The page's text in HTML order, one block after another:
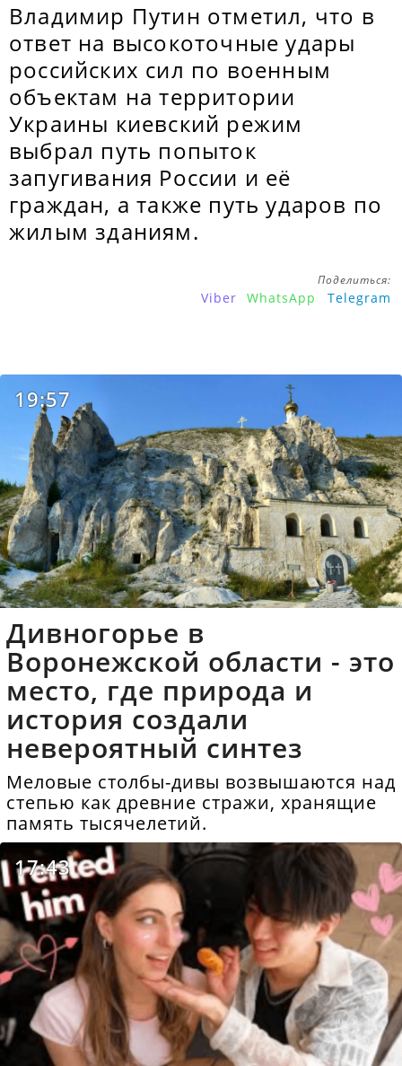
Владимир Путин отметил, что в
ответ на высокоточные удары
российских сил по военным
объектам на территории
Украины киевский режим
выбрал путь попыток
запугивания России и её
граждан, а также путь ударов по
жилым зданиям.
Поделиться:
Viber WhatsApp Telegram
19:57
Дивногорье в
Воронежской области - это
место, где природа и
история создали
невероятный синтез
Меловые столбы-дивы возвышаются над
степью как древние стражи, хранящие
память тысячелетий.
17:43